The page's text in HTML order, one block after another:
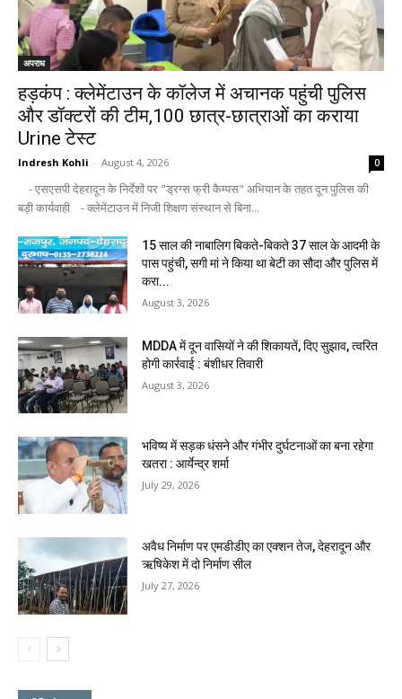
अपराध
हड़कंप : क्लेमेंटाउन के कॉलेज में अचानक पहुंची पुलिस
और डॉक्टरों की टीम,100 छात्र-छात्राओं का कराया
Urine टेस्ट
Indresh Kohli - August 4, 2026 0
- एसएसपी देहरादून के निर्देशों पर "ड्रग्स फ्री कैम्पस" अभियान के तहत दून पुलिस की
बड़ी कार्यवाही - क्लेमेंटाउन में निजी शिक्षण संस्थान से बिना...
15 साल की नाबालिग बिकते-बिकते 37 साल के आदमी के
पास पहुंची, सगी मां ने किया था बेटी का सौदा और पुलिस में
करा...
August 3, 2026
MDDA में दून वासियों ने की शिकायतें, दिए सुझाव, त्वरित
होगी कार्रवाई : बंशीधर तिवारी
August 3, 2026
भविष्य में सड़क धंसने और गंभीर दुर्घटनाओं का बना रहेगा
खतरा : आर्येन्द्र शर्मा
July 29, 2026
अवैध निर्माण पर एमडीडीए का एक्शन तेज, देहरादून और
ऋषिकेश में दो निर्माण सील
July 27, 2026